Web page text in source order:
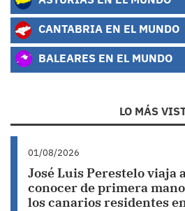
CANTABRIA EN EL MUNDO
BALEARES EN EL MUNDO
LO MÁS
01/08/2026
José Luis Perestelo viaja
conocer de primera
los canarios residentes